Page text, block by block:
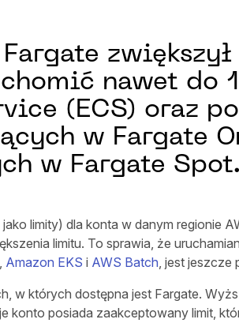
nawet do
(ECS) oraz
w Fargate
w Fargate Spot.
limity) dla konta w danym regionie
limitu. To sprawia, że
, Amazon EKS i AWS Batch, jest jeszcze
w których dostępna jest Fargate.
konto posiada zaakceptowany limit,